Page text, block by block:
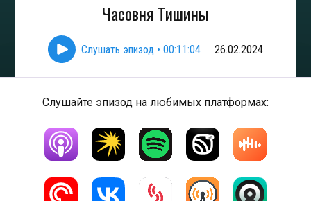
Часовня Тишины
Слушать эпизод • 00:11:04 26.02.2024
Слушайте эпизод на любимых платформах: